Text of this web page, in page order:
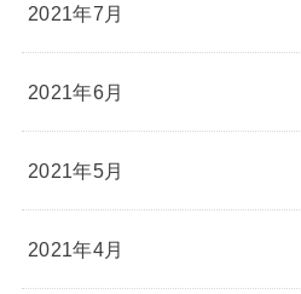
2021年7月
2021年6月
2021年5月
2021年4月